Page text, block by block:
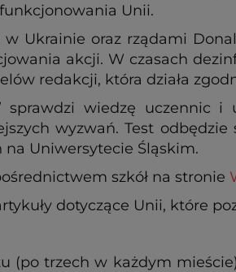
Unii.
Ukrainie oraz rządami
akcji. W czasach
redakcji, która działa
wiedzę uczennic i
wyzwań. Test
na Uniwersytecie Śląskim.
szkół na stronie
dotyczące Unii, które
(po trzech w każdym